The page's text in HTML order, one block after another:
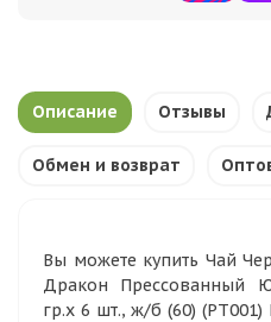
Описание Отзывы
Обмен и возврат
Вы можете купить Чай
Дракон Прессованный
гр.х 6 шт., ж/б (60) (РТ001)